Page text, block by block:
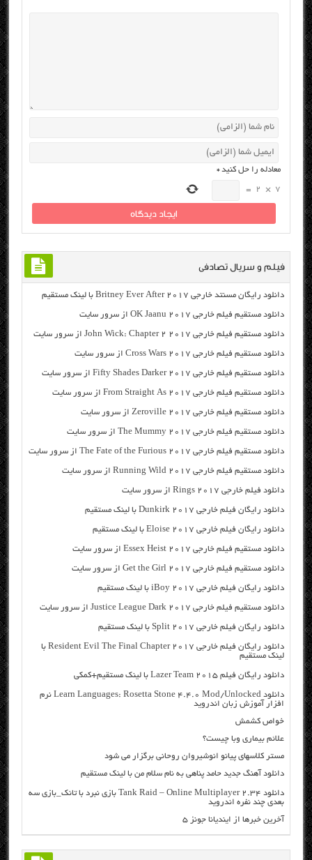
معادله را حل کنید*
7
×
2
=
فیلم و سریال تصادفی
دانلود رایگان مسنتد خارجی Britney Ever After 2017 با لینک مستقیم
دانلود مستقیم فیلم خارجی OK Jaanu 2017 از سرور سایت
دانلود مستقیم فیلم خارجی John Wick: Chapter 2 2017 از سرور سایت
دانلود مستقیم فیلم خارجی Cross Wars 2017 از سرور سایت
دانلود مستقیم فیلم خارجی Fifty Shades Darker 2017 از سرور سایت
دانلود مستقیم فیلم خارجی From Straight As 2017 از سرور سایت
دانلود مستقیم فیلم خارجی Zeroville 2017 از سرور سایت
دانلود مستقیم فیلم خارجی The Mummy 2017 از سرور سایت
دانلود مستقیم فیلم خارجی The Fate of the Furious 2017 از سرور سایت
دانلود مستقیم فیلم خارجی Running Wild 2017 از سرور سایت
دانلود فیلم خارجی Rings 2017 از سرور سایت
دانلود رایگان فیلم خارجی Dunkirk 2017 با لینک مستقیم
دانلود رایگان فیلم خارجی Eloise 2017 با لینک مستقیم
دانلود مستقیم فیلم خارجی Essex Heist 2017 از سرور سایت
دانلود مستقیم فیلم خارجی Get the Girl 2017 از سرور سایت
دانلود رایگان فیلم خارجی iBoy 2017 با لینک مستقیم
دانلود مستقیم فیلم خارجی Justice League Dark 2017 از سرور سایت
دانلود رایگان فیلم خارجی Split 2017 با لینک مستقیم
دانلود رایگان فیلم خارجی Resident Evil The Final Chapter 2017 با
لینک مستقیم
دانلود رایگان فیلم Lazer Team 2015 با لینک مستقیم+کمکی
دانلود Learn Languages: Rosetta Stone 4.4.0 Mod/Unlocked نرم
افزار آموزش زبان اندروید
خواص کشمش
علائم بیماری وبا چیست؟
مستر کلاسهای پیانو انوشیروان روحانی برگزار می شود
دانلود آهنگ جدید حامد پناهی به نام سلام من با لینک مستقیم
دانلود Tank Raid – Online Multiplayer 2.34 بازی نبرد با تانک_بازی سه
بعدی چند نفره اندروید
آخرین خبرها از ایندیانا جونز ۵